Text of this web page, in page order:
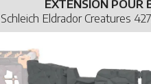
EXTENSION POUR
Schleich Eldrador Creatures